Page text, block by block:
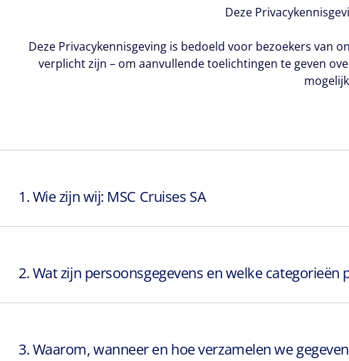
Deze
Deze Privacykennisgeving is bedoeld voor bezoekers van
verplicht zijn – om aanvullende toelichtingen te geven
1. Wie zijn wij: MSC Cruises SA
2. Wat zijn persoonsgegevens en welke categorieën
3. Waarom, wanneer en hoe verzamelen we